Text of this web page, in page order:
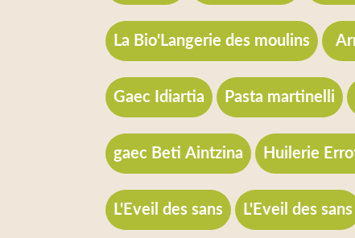
La Bio'Langerie des moulins
Gaec Idiartia Pasta martinelli
gaec Beti Aintzina Huilerie
L'Eveil des sans L'Eveil des sans